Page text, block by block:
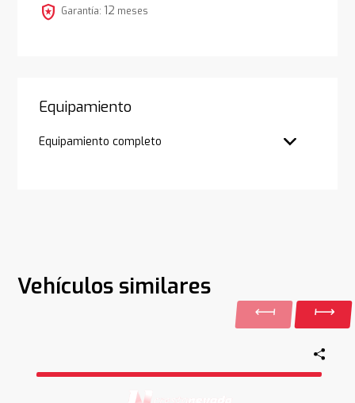
local_police Garantía: 12 meses
Equipamiento
Equipamiento completo
Vehículos similares